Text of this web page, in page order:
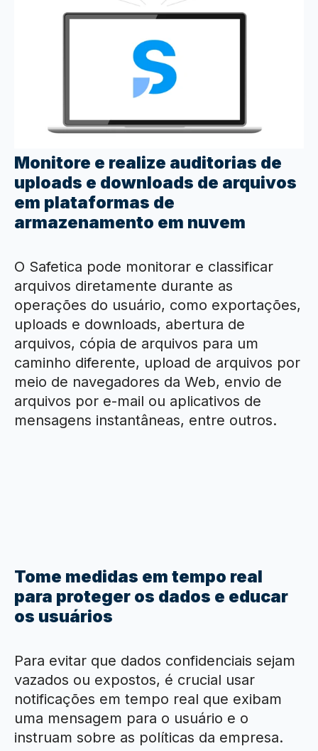
Monitore e realize auditorias de
uploads e downloads de arquivos
em plataformas de
armazenamento em nuvem
O Safetica pode monitorar e classificar
arquivos diretamente durante as
operações do usuário, como exportações,
uploads e downloads, abertura de
arquivos, cópia de arquivos para um
caminho diferente, upload de arquivos por
meio de navegadores da Web, envio de
arquivos por e-mail ou aplicativos de
mensagens instantâneas, entre outros.
Tome medidas em tempo real
para proteger os dados e educar
os usuários
Para evitar que dados confidenciais sejam
vazados ou expostos, é crucial usar
notificações em tempo real que exibam
uma mensagem para o usuário e o
instruam sobre as políticas da empresa.